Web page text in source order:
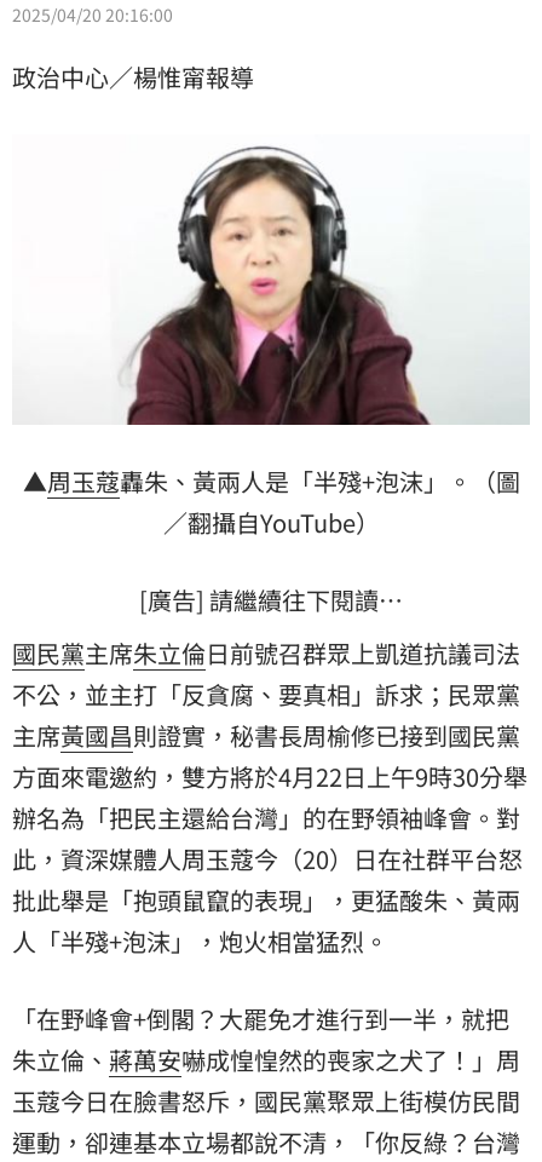
2025/04/20 20:16:00
政治中心／楊惟甯報導
▲周玉蔻轟朱、黃兩人是「半殘+泡沫」。（圖
／翻攝自YouTube）
[廣告] 請繼續往下閱讀…
國民黨主席朱立倫日前號召群眾上凱道抗議司法
不公，並主打「反貪腐、要真相」訴求；民眾黨
主席黃國昌則證實，秘書長周榆修已接到國民黨
方面來電邀約，雙方將於4月22日上午9時30分舉
辦名為「把民主還給台灣」的在野領袖峰會。對
此，資深媒體人周玉蔻今（20）日在社群平台怒
批此舉是「抱頭鼠竄的表現」，更猛酸朱、黃兩
人「半殘+泡沫」，炮火相當猛烈。
「在野峰會+倒閣？大罷免才進行到一半，就把
朱立倫、 蔣萬安嚇成惶惶然的喪家之犬了！」周
玉蔻今日在臉書怒斥，國民黨聚眾上街模仿民間
運動，卻連基本立場都說不清，「你反綠？台灣